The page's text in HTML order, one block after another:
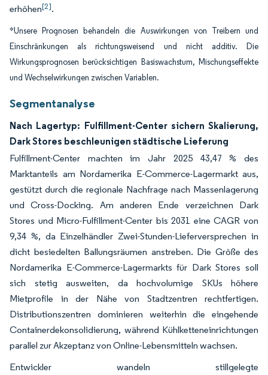
erhöhen[2].
*Unsere Prognosen behandeln die Auswirkungen von Treibern und
Einschränkungen als richtungsweisend und nicht additiv. Die
Wirkungsprognosen berücksichtigen Basiswachstum, Mischungseffekte
und Wechselwirkungen zwischen Variablen.
Segmentanalyse
Nach Lagertyp: Fulfillment-Center sichern Skalierung,
Dark Stores beschleunigen städtische Lieferung
Fulfillment-Center machten im Jahr 2025 43,47 % des
Marktanteils am Nordamerika E-Commerce-Lagermarkt aus,
gestützt durch die regionale Nachfrage nach Massenlagerung
und Cross-Docking. Am anderen Ende verzeichnen Dark
Stores und Micro-Fulfillment-Center bis 2031 eine CAGR von
9,34 %, da Einzelhändler Zwei-Stunden-Lieferversprechen in
dicht besiedelten Ballungsräumen anstreben. Die Größe des
Nordamerika E-Commerce-Lagermarkts für Dark Stores soll
sich stetig ausweiten, da hochvolumige SKUs höhere
Mietprofile in der Nähe von Stadtzentren rechtfertigen.
Distributionszentren dominieren weiterhin die eingehende
Containerdekonsolidierung, während Kühlketteneinrichtungen
parallel zur Akzeptanz von Online-Lebensmitteln wachsen.
Entwickler wandeln stillgelegte